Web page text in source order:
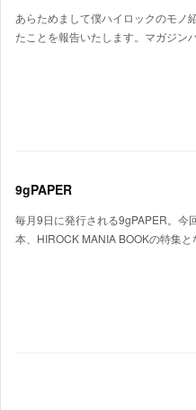
あらためまして僕ハイロックのモノ
たことを報告いたします。マガジン
9gPAPER
毎月9日に発行される9gPAPER。今
本、HIROCK MANIA BOOKの特集